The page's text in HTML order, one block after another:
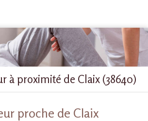
à proximité de Claix (38640)
proche de Claix